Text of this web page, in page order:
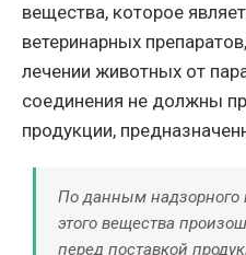
вещества, которое
ветеринарных
лечении животных от
соединения не должны
продукции,
По данным надзорного
этого вещества
перед поставкой